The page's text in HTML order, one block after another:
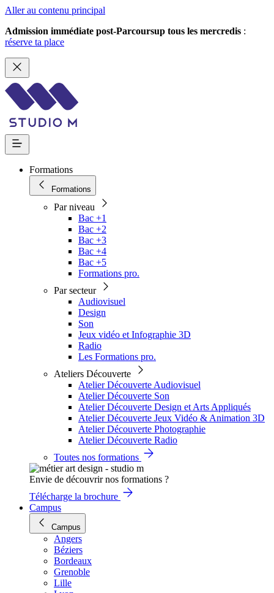
Aller au contenu principal
Admission immédiate post-Parcoursup tous les mercredis :
réserve ta place
Formations
Formations
Par niveau
Bac +1
Bac +2
Bac +3
Bac +4
Bac +5
Formations pro.
Par secteur
Audiovisuel
Design
Son
Jeux vidéo et Infographie 3D
Radio
Les Formations pro.
Ateliers Découverte
Atelier Découverte Audiovisuel
Atelier Découverte Son
Atelier Découverte Design et Arts Appliqués
Atelier Découverte Jeux Vidéo & Animation 3D
Atelier Découverte Photographie
Atelier Découverte Radio
Toutes nos formations
Envie de découvrir nos formations ?
Télécharge la brochure
Campus
Campus
Angers
Béziers
Bordeaux
Grenoble
Lille